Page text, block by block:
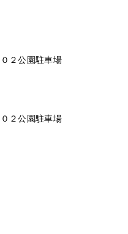
２公園駐車場
２公園駐車場